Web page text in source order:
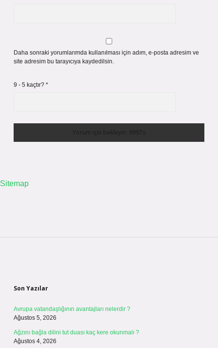
Daha sonraki yorumlarımda kullanılması için adım, e-posta adresim ve
site adresim bu tarayıcıya kaydedilsin.
9 - 5 kaçtır? *
Sitemap
Son Yazılar
Avrupa vatandaşlığının avantajları nelerdir ?
Ağustos 5, 2026
Ağzını bağla dilini tut duası kaç kere okunmalı ?
Ağustos 4, 2026